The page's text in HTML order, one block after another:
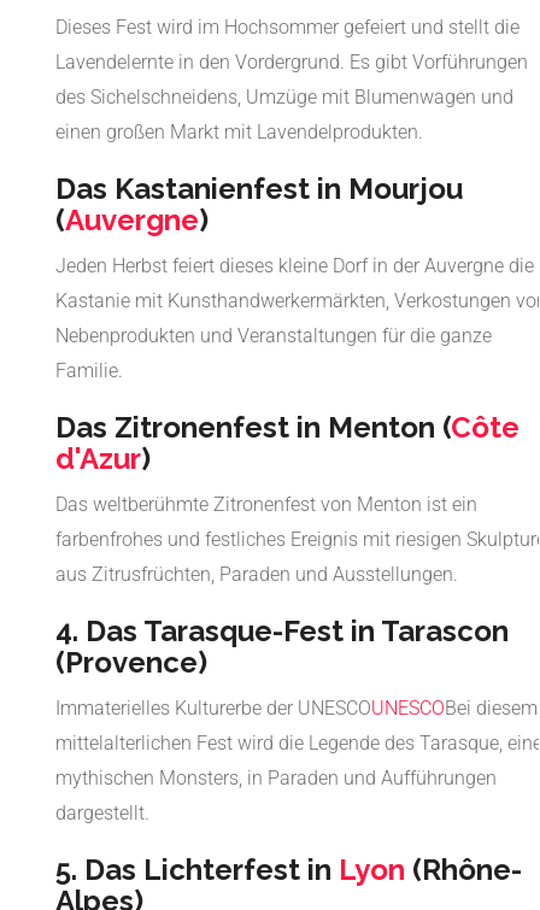
Dieses Fest wird im Hochsommer gefeiert und stellt die
Lavendelernte in den Vordergrund. Es gibt Vorführungen
des Sichelschneidens, Umzüge mit Blumenwagen und
einen großen Markt mit Lavendelprodukten.
Das Kastanienfest in Mourjou
(Auvergne)
Jeden Herbst feiert dieses kleine Dorf in der Auvergne die
Kastanie mit Kunsthandwerkermärkten, Verkostungen
Nebenprodukten und Veranstaltungen für die ganze
Familie.
Das Zitronenfest in Menton (Côte
d'Azur)
Das weltberühmte Zitronenfest von Menton ist ein
farbenfrohes und festliches Ereignis mit riesigen
aus Zitrusfrüchten, Paraden und Ausstellungen.
4. Das Tarasque-Fest in Tarascon
(Provence)
Immaterielles Kulturerbe der UNESCOUNESCOBei diesem
mittelalterlichen Fest wird die Legende des Tarasque,
mythischen Monsters, in Paraden und Aufführungen
dargestellt.
5. Das Lichterfest in Lyon (Rhône-
Alpes)